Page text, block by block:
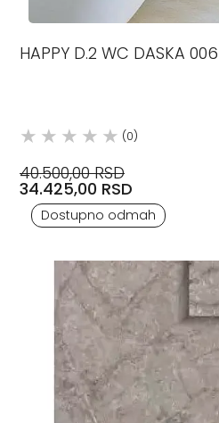
HAPPY D.2 WC DASKA
(0)
40.500,00 RSD
34.425,00 RSD
Dostupno odmah